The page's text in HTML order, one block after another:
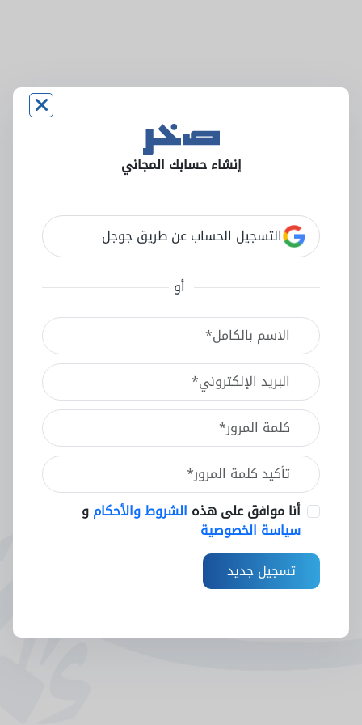
إنشاء حسابك المجاني
التسجيل الحساب عن طريق جوجل
أو
أنا موافق على هذه الشروط والأحكامو
سياسة الخصوصية
تسجيل جديد